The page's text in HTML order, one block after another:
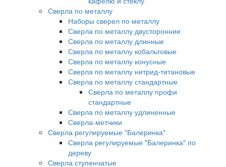
Сверла по металлу
Наборы сверел по металлу
Сверла по металлу двусторонние
Сверла по металлу длинные
Сверла по металлу кобальтовые
Сверла по металлу конусные
Сверла по металлу нитрид-титановые
Сверла по металлу стандартные
Сверла по металлу профи
стандартные
Сверла по металлу удлиненные
Сверла-метчики
Сверла регулируемые "Балеринка"
Сверла регулируемые "Балеринка" по
дереву
Сверла ступенчатые